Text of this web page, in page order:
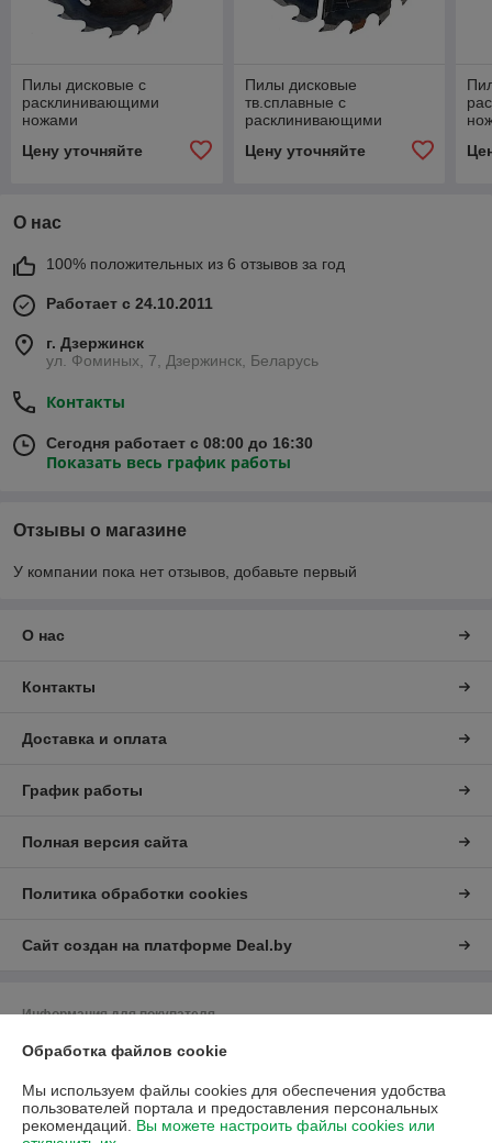
Пилы дисковые с
расклинивающими
ножами
Цену уточняйте
Пилы дисковые
тв.сплавные с
расклинивающими
300х50х4,0/2,8/18z+4
Цену уточняйте
О нас
100% положительных из 6 отзывов за год
Работает с 24.10.2011
г. Дзержинск
ул. Фоминых, 7, Дзержинск, Беларусь
Контакты
Сегодня работает с 08:00 до 16:30
Показать весь график работы
Отзывы о магазине
У компании пока нет отзывов, добавьте первый
О нас
Контакты
Доставка и оплата
График работы
Полная версия сайта
Политика обработки cookies
Сайт создан на платформе Deal.by
Информация для покупателя
Юридическое лицо:ЧУП "Либра"
Регистрационный номер ЕГР: 690033361
УНП: 690033361
Обработка файлов cookie
Мы используем файлы cookies для обеспечения удобства
пользователей портала и предоставления персональных
рекомендаций. Вы можете настроить файлы cookies или